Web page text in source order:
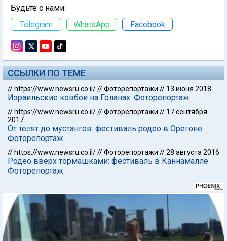
Будьте с нами:
Telegram
WhatsApp Facebook
ССЫЛКИ ПО ТЕМЕ
// https://www.newsru.co.il///Фоторепортажи // 13 июня 2018
Израильские ковбои на Голанах. Фоторепортаж
// https://www.newsru.co.il///Фоторепортажи // 17 сентября
2017
От телят до мустангов: фестиваль родео в Орегоне.
Фоторепортаж
// https://www.newsru.co.il///Фоторепортажи //28 августа 2016
Родео вверх тормашками: фестиваль в Каннамалле.
Фоторепортаж